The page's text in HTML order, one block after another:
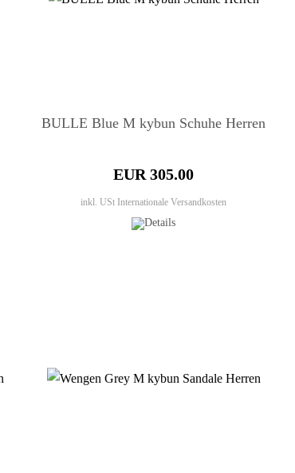
BULLE Blue M kybun Schuhe Herren
EUR 305.00
inkl. USt Internationale Versandkosten